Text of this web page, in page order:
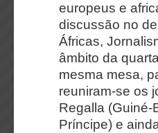
europeus e
discussão no
Áfricas,
âmbito da
mesma mesa,
reuniram-se os
Regalla (Guiné-
Príncipe) e